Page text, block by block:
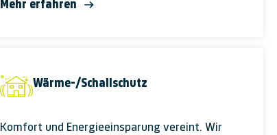
Mehr erfahren
Wärme-/Schallschutz
Komfort und Energie­einsparung ver­eint. Wir